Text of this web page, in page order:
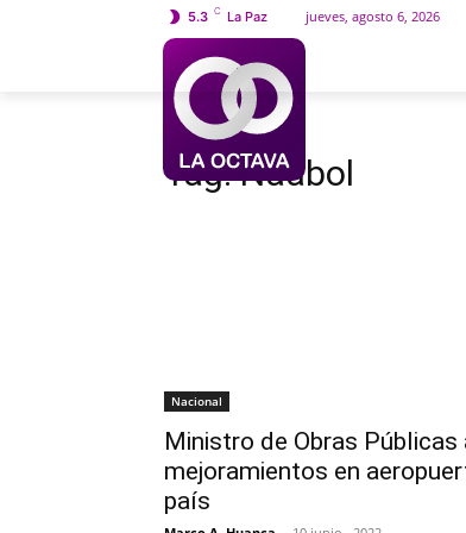
5.3 C La Paz jueves, agosto 6, 2026
Etiquetas Naabol
Tag:Naabol
Nacional
Ministro de Obras Públicas
mejoramientos en
país